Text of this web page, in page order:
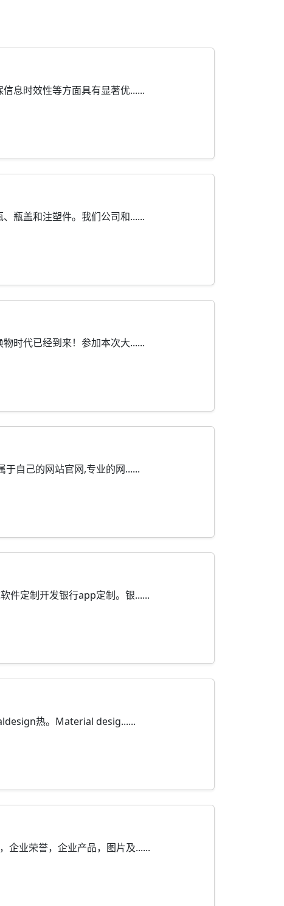
息时效性等方面具有显著优......
瓶盖和注塑件。我们公司和......
时代已经到来！参加本次大......
自己的网站官网,专业的网......
件定制开发银行app定制。银......
热。Material desig......
企业荣誉，企业产品，图片及......